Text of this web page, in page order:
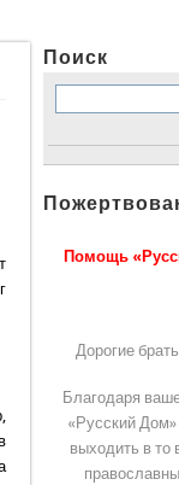
Поиск
Помощь
Дорогие
Благодаря
«Русский
выходить в то